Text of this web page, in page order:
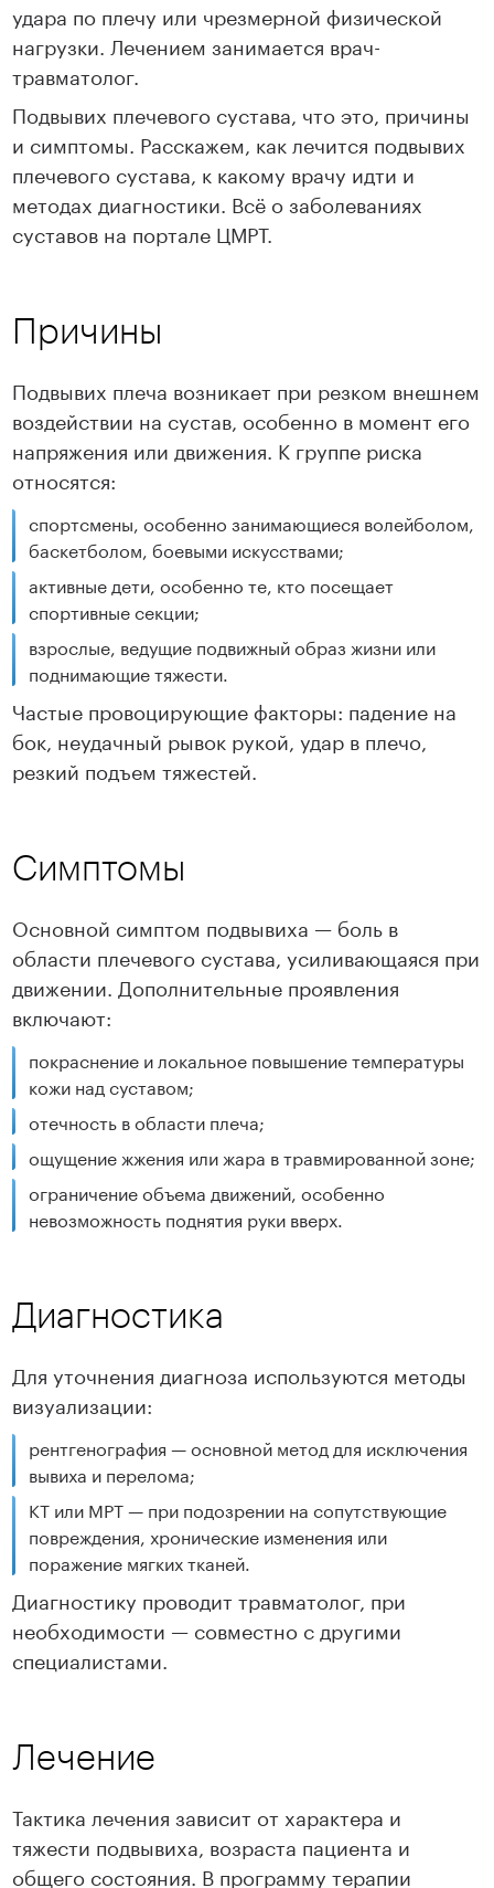
удара по плечу или чрезмерной физической
нагрузки. Лечением занимается врач-
травматолог.
Подвывих плечевого сустава, что это, причины
и симптомы. Расскажем, как лечится подвывих
плечевого сустава, к какому врачу идти и
методах диагностики. Всё о заболеваниях
суставов на портале ЦМРТ.
Причины
Подвывих плеча возникает при резком внешнем
воздействии на сустав, особенно в момент его
напряжения или движения. К группе риска
относятся:
спортсмены, особенно занимающиеся волейболом,
баскетболом, боевыми искусствами;
активные дети, особенно те, кто посещает
спортивные секции;
взрослые, ведущие подвижный образ жизни или
поднимающие тяжести.
Частые провоцирующие факторы: падение на
бок, неудачный рывок рукой, удар в плечо,
резкий подъем тяжестей.
Симптомы
Основной симптом подвывиха — боль в
области плечевого сустава, усиливающаяся при
движении. Дополнительные проявления
включают:
покраснение и локальное повышение температуры
кожи над суставом;
отечность в области плеча;
ощущение жжения или жара в травмированной зоне;
ограничение объема движений, особенно
невозможность поднятия руки вверх.
Диагностика
Для уточнения диагноза используются методы
визуализации:
рентгенография — основной метод для исключения
вывиха и перелома;
КТ или МРТ — при подозрении на сопутствующие
повреждения, хронические изменения или
поражение мягких тканей.
Диагностику проводит травматолог, при
необходимости — совместно с другими
специалистами.
Лечение
Тактика лечения зависит от характера и
тяжести подвывиха, возраста пациента и
общего состояния. В программу терапии